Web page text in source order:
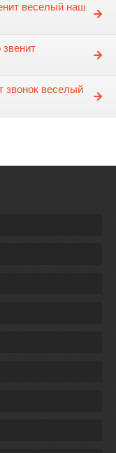
веселый наш
звонок веселый